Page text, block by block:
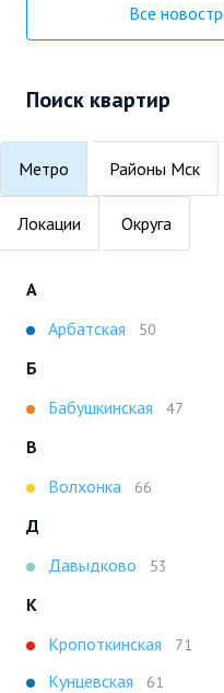
Все
Поиск квартир
Метро Районы Мск
Локации Округа
А
Арбатская
50
Б
Бабушкинская
47
В
Волхонка
66
Д
Давыдково
53
К
Кропоткинская
71
Кунцевская 61